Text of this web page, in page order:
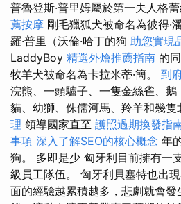
普魯登斯·普里姆屬於第一夫人格
薦按摩 剛毛獵狐犬被命名為彼得·
羅·普里（沃倫·哈丁的狗 助您實現
LaddyBoy 精選外燴推薦指南 的
牧羊犬被命名為卡拉米蒂·簡。 到
浣熊、一頭驢子、一隻金絲雀、鵝
貓、幼獅、侏儒河馬、羚羊和幾隻
理 領導國家直至 護照過期換發指
事項 深入了解SEO的核心概念 年
狗。 多即是少 匈牙利目前擁有一
級員工隊伍。 匈牙利貝塞特也出
面的經驗越累積越多，悲劇就會發